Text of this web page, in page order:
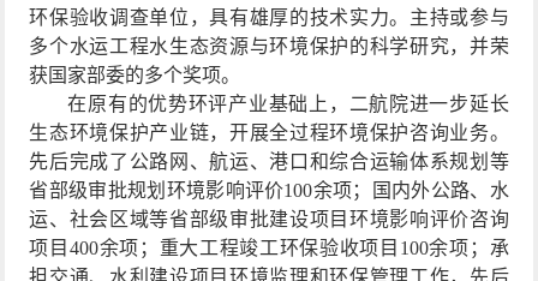
环保验收调查单位，具有雄厚的技术实力。主持或参与
多个水运工程水生态资源与环境保护的科学研究，并荣
获国家部委的多个奖项。
在原有的优势环评产业基础上，二航院进一步延长
生态环境保护产业链，开展全过程环境保护咨询业务。
先后完成了公路网、航运、港口和综合运输体系规划等
省部级审批规划环境影响评价100余项；国内外公路、水
运、社会区域等省部级审批建设项目环境影响评价咨询
项目 400余项；重大工程竣工环保验收项目 100余项；承
担交通、水利建设项目环境监理和环保管理工作，先后